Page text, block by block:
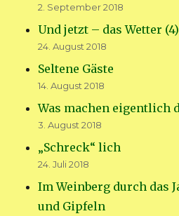
2. September 2018
Und jetzt – das Wetter
24. August 2018
Seltene Gäste
14. August 2018
Was machen eigentlich
3. August 2018
„Schreck“ lich
24. Juli 2018
Im Weinberg durch das
und Gipfeln